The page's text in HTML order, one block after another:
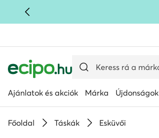
UGRÁS A FŐ TARTALOMRA
Ajánlatok és akciók Márka Újdonságok
Főoldal Táskák Esküvői